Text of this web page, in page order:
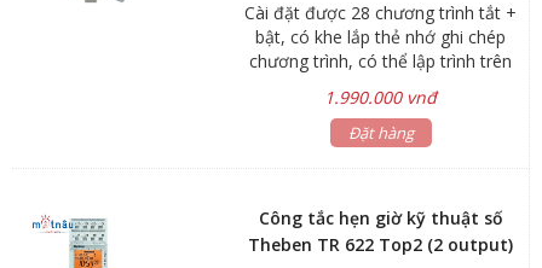
Cài đặt được 28 chương trình tắt +
bật, có khe lắp thẻ nhớ ghi chép
chương trình, có thể lập trình trên
máy tính bằng phần mềm OBELISK
(không kèm thẻ nhớ)
1.990.000 vnđ
Đặt hàng
Công tắc hẹn giờ kỹ thuật số
Theben TR 622 Top2 (2 output)